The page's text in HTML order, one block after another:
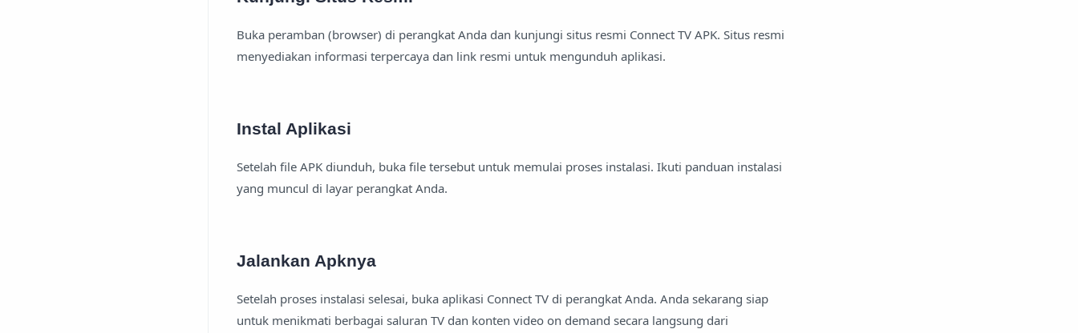
Buka peramban (browser) di perangkat Anda dan kunjungi situs resmi Connect TV APK. Situs resmi
menyediakan informasi terpercaya dan link resmi untuk mengunduh aplikasi.
Instal Aplikasi
Setelah file APK diunduh, buka file tersebut untuk memulai proses instalasi. Ikuti panduan instalasi
yang muncul di layar perangkat Anda.
Jalankan Apknya
Setelah proses instalasi selesai, buka aplikasi Connect TV di perangkat Anda. Anda sekarang siap
untuk menikmati berbagai saluran TV dan konten video on demand secara langsung dari